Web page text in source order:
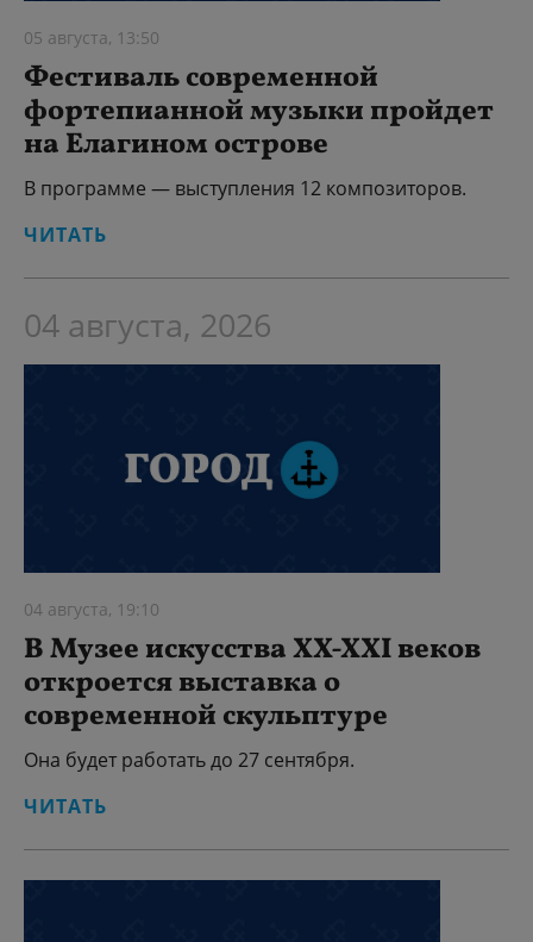
05 августа, 13:50
Фестиваль современной
фортепианной музыки пройдет
на Елагином острове
В программе — выступления 12 композиторов.
ЧИТАТЬ
04 августа, 2026
04 августа, 19:10
В Музее искусства XX-XXI веков
откроется выставка о
современной скульптуре
Она будет работать до 27 сентября.
ЧИТАТЬ